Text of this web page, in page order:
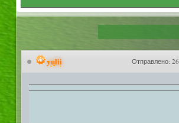
yulii Отправлено: